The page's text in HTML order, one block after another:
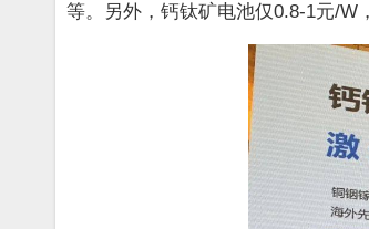
等。另外，钙钛矿电池仅0.8-1元/W